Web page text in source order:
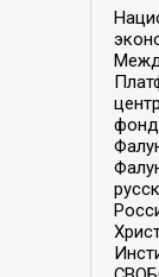
фонд